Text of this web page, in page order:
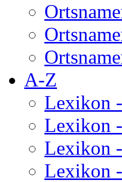
A-Z
Lexikon
Lexikon
Lexikon
Lexikon